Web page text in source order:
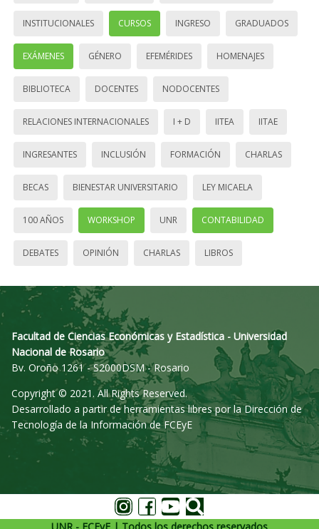
INSTITUCIONALES CURSOS INGRESO GRADUADOS
EXÁMENES GÉNERO EFEMÉRIDES HOMENAJES
BIBLIOTECA DOCENTES NODOCENTES
RELACIONES INTERNACIONALES I + D IITEA IITAE
INGRESANTES INCLUSIÓN FORMACIÓN CHARLAS
BECAS BIENESTAR UNIVERSITARIO LEY MICAELA
100 AÑOS WORKSHOP UNR CONTABILIDAD
DEBATES OPINIÓN CHARLAS LIBROS
Facultad de Ciencias Económicas y Estadística - Universidad
Nacional de Rosario
Bv. Oroño 1261 - S2000DSM - Rosario
Copyright © 2021. All Rights Reserved.
Desarrollado a partir de herramientas libres por la Dirección de
Tecnología de la Información de FCEyE